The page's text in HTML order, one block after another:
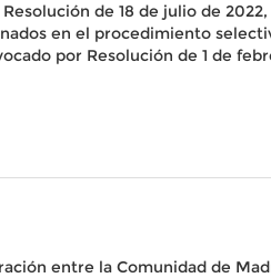
de 18 de julio de
en el procedimiento
por Resolución de 1 de
entre la Comunidad de